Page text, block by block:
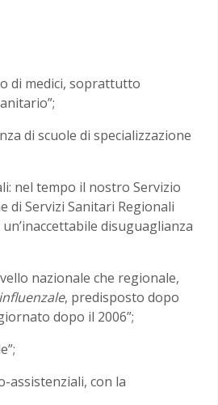
di medici, soprattutto
di scuole di specializzazione
nel tempo il nostro Servizio
di Servizi Sanitari Regionali
disuguaglianza
nazionale che regionale,
, predisposto dopo
dopo il 2006”;
assistenziali, con la